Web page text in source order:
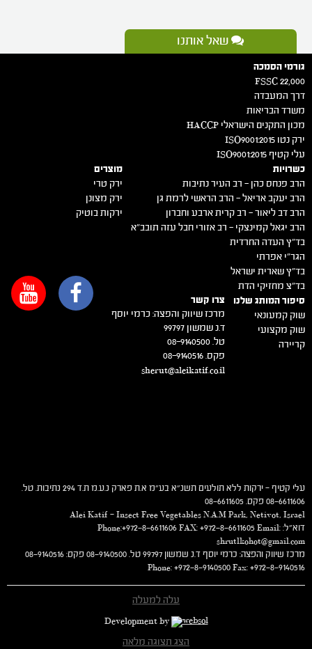
גורמי הסמכה
FSSC 22,000
דרך המעבדה
משרד הבריאות
מכון התקנים הישראלי HACCP
ירק נטו 2015:ISO9001
עלי קטיף 2015:ISO9001
כשרויות
הרב פנחס כהן – רב העיר נתיבות
הרב יעקב אריאל – הרב הראשי לרמת גן
הרב דב ליאור – רב קרית ארבע וחברון
הרב יגאל קמינצקי – רב אזורי חבל עזה תובב"א
בד"ץ העדה החרדית
הגר"י אפרתי
בד"ץ שארית ישראל
בד"צ מחזיקי הדת
מוצרים
ירק טרי
סיפור המותג שלנו
שוק קמעונאי
צרו קשר
מרכז שיווק והפצה: כרמי יוסף
ד.נ שמשון 99797
טל. 08-9140500
08-6611606 פקס. 08-6611605
Alei Katif – Insect Free Vegetables N.A.M Park, Netivot, Israel
דוא"ל: Phone:+972-8-6611606 FAX: +972-8-6611605 Email:
shrutlkohot@gmail.com
מרכז שיווק והפצה: כרמי יוסף ד.נ שמשון 99797 טל. 08-9140500 פקס: 08-9140516
Phone: +972-8-9140500 Fax: +972-8-9140516
עלה למעלה